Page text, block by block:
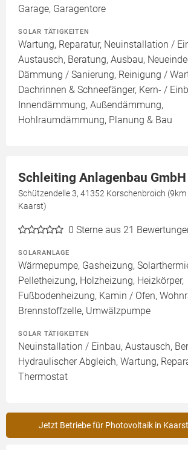
Garage, Garagentore
SOLAR TÄTIGKEITEN
Wartung, Reparatur, Neuinstallation /
Austausch, Beratung, Ausbau,
Dämmung / Sanierung, Reinigung /
Dachrinnen & Schneefänger, Kern- /
Innendämmung, Außendämmung,
Hohlraumdämmung, Planung & Bau
Schleiting Anlagenbau GmbH
Schützendelle 3, 41352 Korschenbroich
Kaarst)
0 Sterne aus 21
SOLARANLAGE
Wärmepumpe, Gasheizung,
Pelletheizung, Holzheizung, Heizkörper,
Fußbodenheizung, Kamin / Ofen,
Brennstoffzelle, Umwälzpumpe
SOLAR TÄTIGKEITEN
Neuinstallation / Einbau, Austausch,
Hydraulischer Abgleich, Wartung,
Thermostat
Jetzt Betriebe für Photovoltaik in